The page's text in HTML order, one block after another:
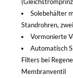
Solebehälter
Standrohren,
Vormonierte
Automatisch
Filters bei
Membranventil